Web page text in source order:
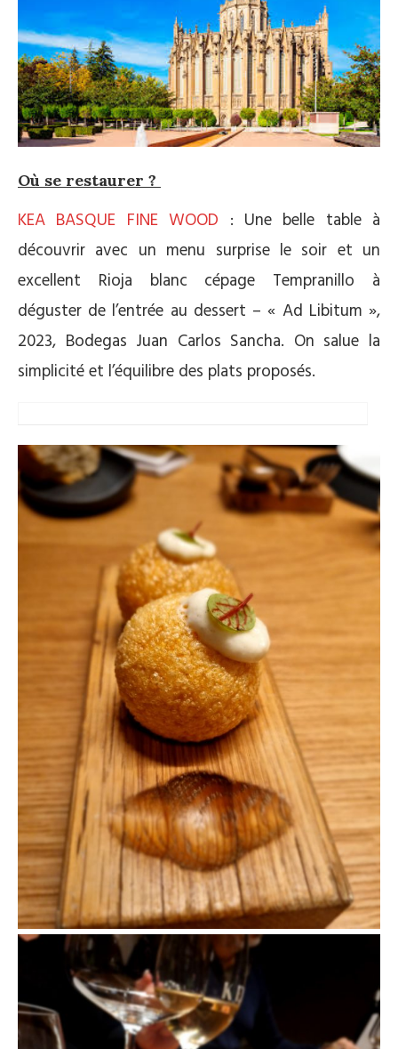
Où se restaurer ?
KEA BASQUE FINE WOOD : Une belle table à
découvrir avec un menu surprise le soir et un
excellent Rioja blanc cépage Tempranillo à
déguster de l’entrée au dessert – « Ad Libitum »,
2023, Bodegas Juan Carlos Sancha. On salue la
simplicité et l’équilibre des plats proposés.